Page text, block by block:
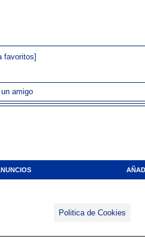
favoritos]
amigo
Politica de Cookies